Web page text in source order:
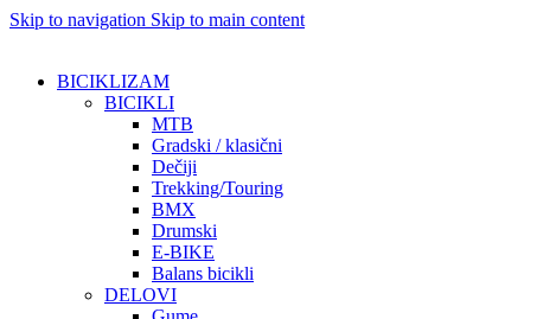
Skip to navigation Skip to main content
BICIKLIZAM
BICIKLI
MTB
Gradski / klasični
Dečiji
Trekking/Touring
BMX
Drumski
E-BIKE
Balans bicikli
DELOVI